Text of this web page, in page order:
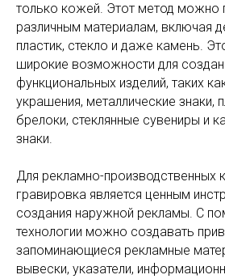
только кожей. Этот метод можно
различным материалам, включая
пластик, стекло и даже камень.
широкие возможности для
функциональных изделий, таких
украшения, металлические знаки,
брелоки, стеклянные сувениры и
знаки.
Для рекламно-производственных
гравировка является ценным
создания наружной рекламы. С
технологии можно создавать
запоминающиеся рекламные
вывески, указатели,